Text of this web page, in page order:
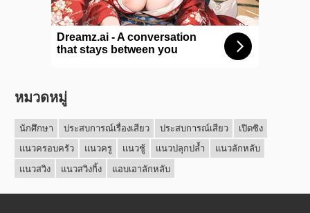
หมวดหมู่
นักศึกษา ประสบการณ์เรื่องเสียว ประสบการณ์เสียว
เปิดซิง
แนวครอบครัว
แนวครู แนวชู้ แนวปลุกปล้ำ
แนวลักหลับ
แนวสวิง
แนวสวิงกิ้ง แอบเอาลักหลับ